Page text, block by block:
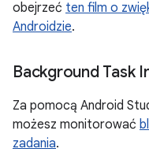
obejrzeć ten film o
Androidzie.
Background Task
Za pomocą Android
możesz monitorować
zadania.